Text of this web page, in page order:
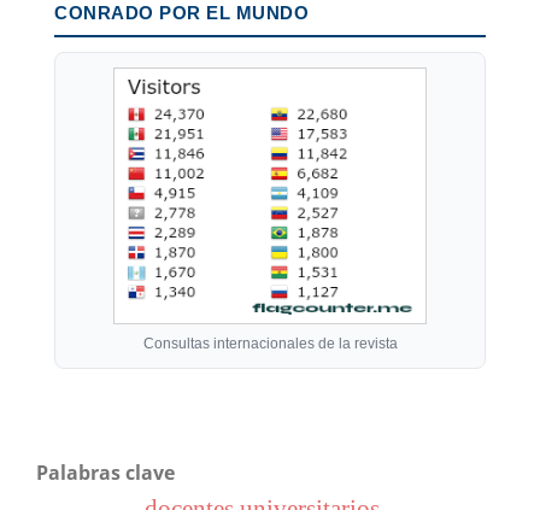
CONRADO POR EL MUNDO
Consultas internacionales de la revista
Palabras clave